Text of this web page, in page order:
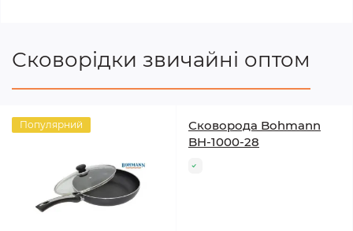
Сковорідки звичайні оптом
Популярний
Сковорода Bohmann
BH-1000-28